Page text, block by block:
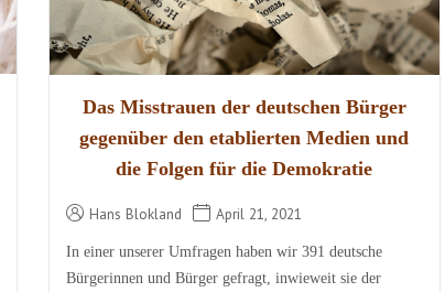
Das Misstrauen der deutschen Bürger
gegenüber den etablierten Medien und
die Folgen für die Demokratie
Hans Blokland April 21, 2021
In einer unserer Umfragen haben wir 391 deutsche
Bürgerinnen und Bürger gefragt, inwieweit sie der